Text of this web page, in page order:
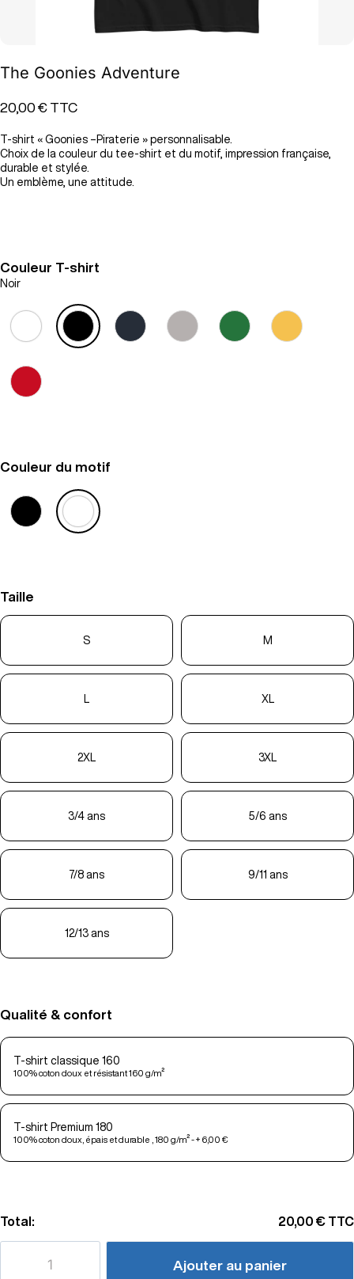
The Goonies Adventure
20,00 € TTC
T-shirt « Goonies –Piraterie » personnalisable.
Choix de la couleur du tee-shirt et du motif, impression française,
durable et stylée.
Un emblème, une attitude.
Couleur T-shirt
Noir
Couleur du motif
Taille
S M
XL
2XL 3XL
3/4 ans 5/6 ans
7/8 ans 9/11 ans
12/13 ans
Qualité & confort
T-shirt classique 160
100% coton doux et résistant 160 g/m²
T-shirt Premium 180
100% coton doux, épais et durable , 180 g/m² - + 6,00 €
Total: 20,00 € TTC
Ajouter au panier